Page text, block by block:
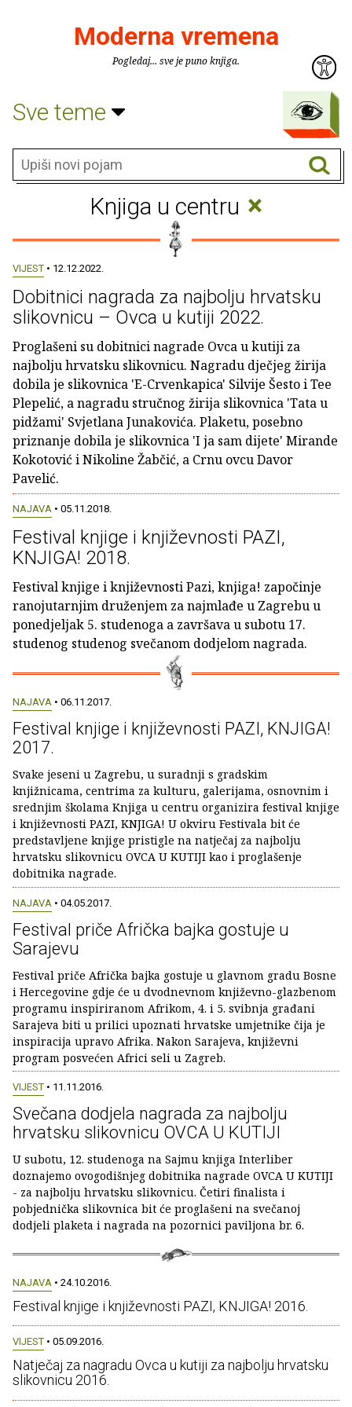
Moderna vremena
Pogledaj... sve je puno knjiga.
Sve teme
Knjiga u centru ×
VIJEST • 12.12.2022.
Dobitnici nagrada za najbolju hrvatsku
slikovnicu – Ovca u kutiji 2022.
Proglašeni su dobitnici nagrade Ovca u kutiji za
najbolju hrvatsku slikovnicu. Nagradu dječjeg žirija
dobila je slikovnica 'E-Crvenkapica' Silvije Šesto i Tee
Plepelić, a nagradu stručnog žirija slikovnica 'Tata u
pidžami' Svjetlana Junakovića. Plaketu, posebno
priznanje dobila je slikovnica 'I ja sam dijete' Mirande
Kokotović i Nikoline Žabčić, a Crnu ovcu Davor
Pavelić.
NAJAVA • 05.11.2018.
Festival knjige i književnosti PAZI,
KNJIGA! 2018.
Festival knjige i književnosti Pazi, knjiga! započinje
ranojutarnjim druženjem za najmlađe u Zagrebu u
ponedjeljak 5. studenoga a završava u subotu 17.
studenog studenog svečanom dodjelom nagrada.
NAJAVA • 06.11.2017.
Festival knjige i književnosti PAZI, KNJIGA!
2017.
Svake jeseni u Zagrebu, u suradnji s gradskim
knjižnicama, centrima za kulturu, galerijama, osnovnim i
srednjim školama Knjiga u centru organizira festival knjige
i književnosti PAZI, KNJIGA! U okviru Festivala bit će
predstavljene knjige pristigle na natječaj za najbolju
hrvatsku slikovnicu OVCA U KUTIJI kao i proglašenje
dobitnika nagrade.
NAJAVA • 04.05.2017.
Festival priče Afrička bajka gostuje u
Sarajevu
Festival priče Afrička bajka gostuje u glavnom gradu Bosne
i Hercegovine gdje će u dvodnevnom književno-glazbenom
programu inspiriranom Afrikom, 4. i 5. svibnja građani
Sarajeva biti u prilici upoznati hrvatske umjetnike čija je
inspiracija upravo Afrika. Nakon Sarajeva, književni
program posvećen Africi seli u Zagreb.
VIJEST • 11.11.2016.
Svečana dodjela nagrada za najbolju
hrvatsku slikovnicu OVCA U KUTIJI
U subotu, 12. studenoga na Sajmu knjiga Interliber
doznajemo ovogodišnjeg dobitnika nagrade OVCA U KUTIJI
- za najbolju hrvatsku slikovnicu. Četiri finalista i
pobjednička slikovnica bit će proglašeni na svečanoj
dodjeli plaketa i nagrada na pozornici paviljona br. 6.
NAJAVA • 24.10.2016.
Festival knjige i književnosti PAZI, KNJIGA! 2016.
VIJEST • 05.09.2016.
Natječaj za nagradu Ovca u kutiji za najbolju hrvatsku
slikovnicu 2016.